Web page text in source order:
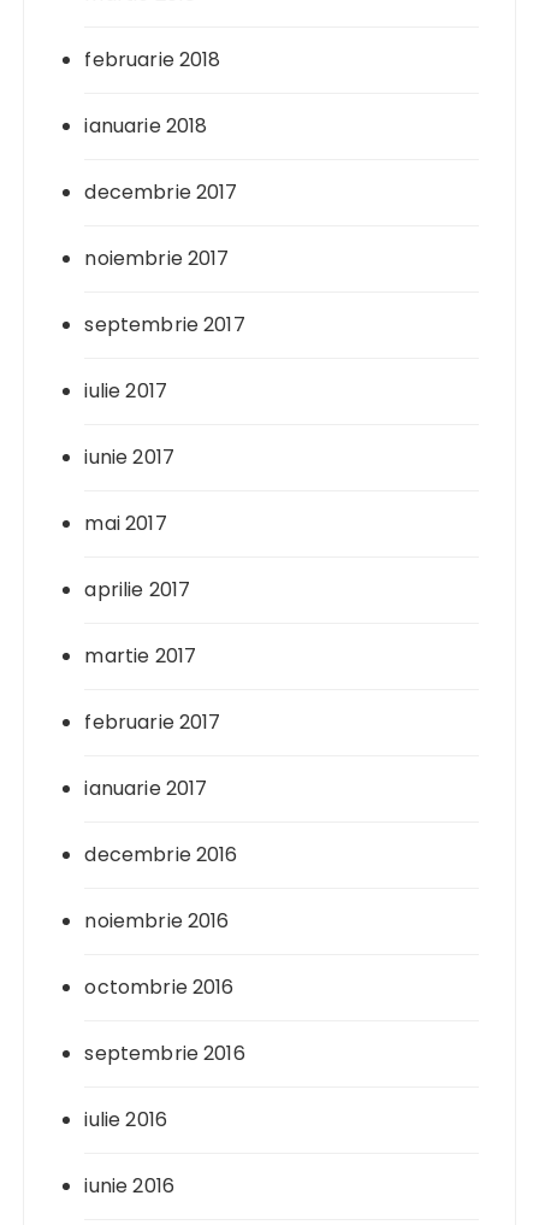
februarie 2018
ianuarie 2018
decembrie 2017
noiembrie 2017
septembrie 2017
iulie 2017
iunie 2017
mai 2017
aprilie 2017
martie 2017
februarie 2017
ianuarie 2017
decembrie 2016
noiembrie 2016
octombrie 2016
septembrie 2016
iulie 2016
iunie 2016